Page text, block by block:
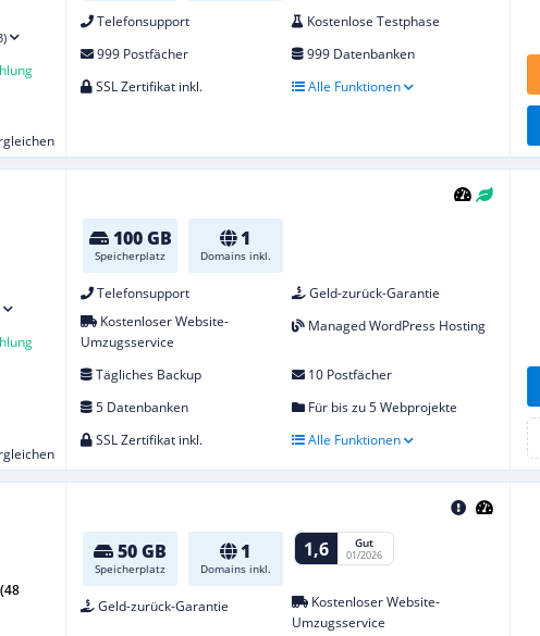
Telefonsupport
Kostenlose Testphase
999 Postfächer
999 Datenbanken
SSL Zertifikat inkl.
Alle Funktionen
100 GB
Speicherplatz
1
Domains inkl.
Telefonsupport
Geld-zurück-Garantie
Kostenloser Website-
Umzugsservice
Managed WordPress Hosting
Tägliches Backup
10 Postfächer
5 Datenbanken
Für bis zu 5 Webprojekte
SSL Zertifikat inkl.
Alle Funktionen
50 GB
Speicherplatz
1
Domains inkl.
1,6 Gut
01/2026
Geld-zurück-Garantie
Kostenloser Website-
Umzugsservice